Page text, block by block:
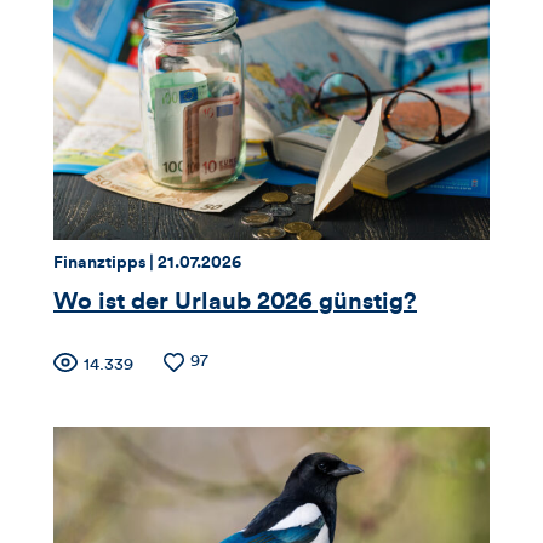
Views,
Likes
und
Kommentare
dieses
Artikels
Thema:
Finanztipps | Datum:
21.07.2026
Wo ist der Urlaub 2026 günstig?
Zähler
für
Views,
Likes
Anzahl14.339
Anzahl
97